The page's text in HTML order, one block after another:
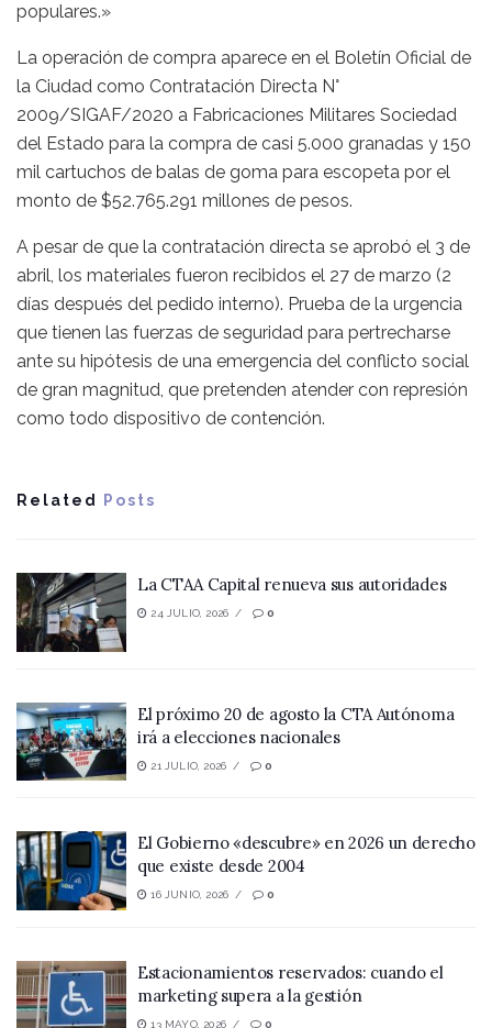
populares.»
La operación de compra aparece en el Boletín Oficial de
la Ciudad como Contratación Directa N°
2009/SIGAF/2020 a Fabricaciones Militares Sociedad
del Estado para la compra de casi 5.000 granadas y 150
mil cartuchos de balas de goma para escopeta por el
monto de $52.765.291 millones de pesos.
A pesar de que la contratación directa se aprobó el 3 de
abril, los materiales fueron recibidos el 27 de marzo (2
días después del pedido interno). Prueba de la urgencia
que tienen las fuerzas de seguridad para pertrecharse
ante su hipótesis de una emergencia del conflicto social
de gran magnitud, que pretenden atender con represión
como todo dispositivo de contención.
Related Posts
La CTAA Capital renueva sus autoridades
24 JULIO, 2026 0
El próximo 20 de agosto la CTA Autónoma
irá a elecciones nacionales
21 JULIO, 2026 0
El Gobierno «descubre» en 2026 un derecho
que existe desde 2004
16 JUNIO, 2026 0
Estacionamientos reservados: cuando el
marketing supera a la gestión
13 MAYO, 2026 0